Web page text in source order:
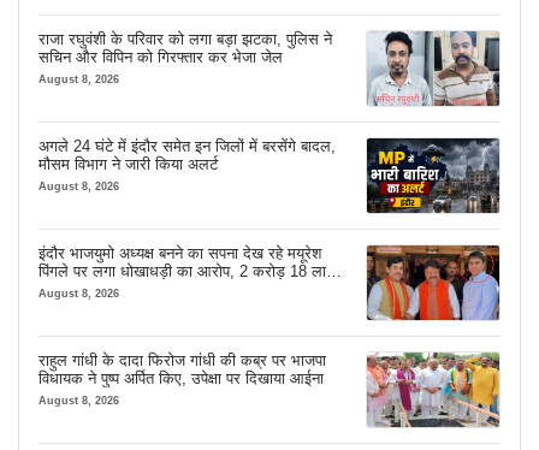
राजा रघुवंशी के परिवार को लगा बड़ा झटका, पुलिस ने
सचिन और विपिन को गिरफ्तार कर भेजा जेल
August 8, 2026
अगले 24 घंटे में इंदौर समेत इन जिलों में बरसेंगे बादल,
मौसम विभाग ने जारी किया अलर्ट
August 8, 2026
इंदौर भाजयुमो अध्यक्ष बनने का सपना देख रहे मयूरेश
पिंगले पर लगा धोखाधड़ी का आरोप, 2 करोड़ 18 लाख
लेने के बाद भी नहीं दिया जमीन का कब्जा
August 8, 2026
राहुल गांधी के दादा फिरोज गांधी की कब्र पर भाजपा
विधायक ने पुष्प अर्पित किए, उपेक्षा पर दिखाया आईना
August 8, 2026